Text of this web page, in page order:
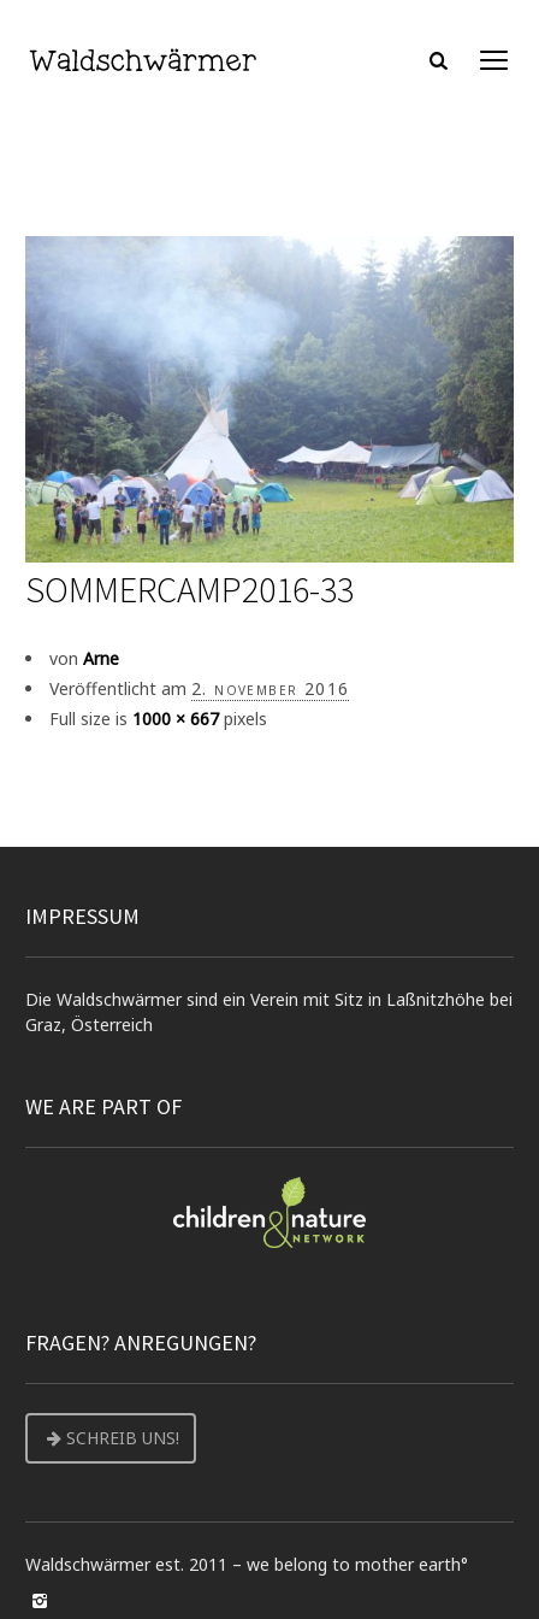
SOMMERCAMP2016-33
von Arne
Veröffentlicht am 2. november 2016
Full size is 1000 × 667pixels
IMPRESSUM
Die Waldschwärmer sind ein Verein mit Sitz in Laßnitzhöhe bei
Graz, Österreich
WE ARE PART OF
FRAGEN? ANREGUNGEN?
SCHREIB UNS!
Waldschwärmer est. 2011 – we belong to mother earth°